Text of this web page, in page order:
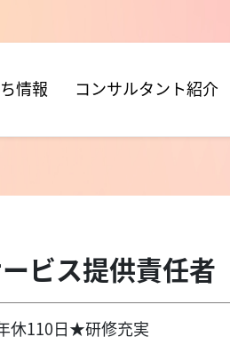
情報 コンサルタント紹介
ービス提供責任者
休110日★研修充実